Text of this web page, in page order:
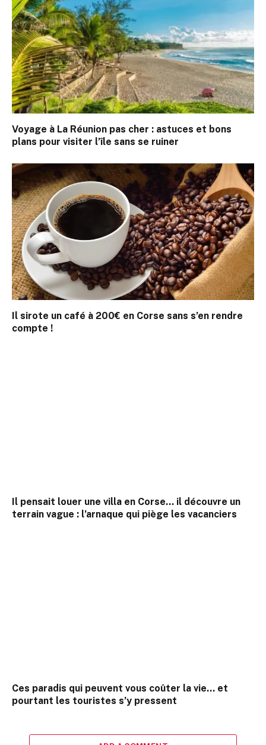
Voyage à La Réunion pas cher : astuces et bons
plans pour visiter l’île sans se ruiner
Il sirote un café à 200€ en Corse sans s’en rendre
compte !
Il pensait louer une villa en Corse… il découvre un
terrain vague : l’arnaque qui piège les vacanciers
Ces paradis qui peuvent vous coûter la vie… et
pourtant les touristes s’y pressent